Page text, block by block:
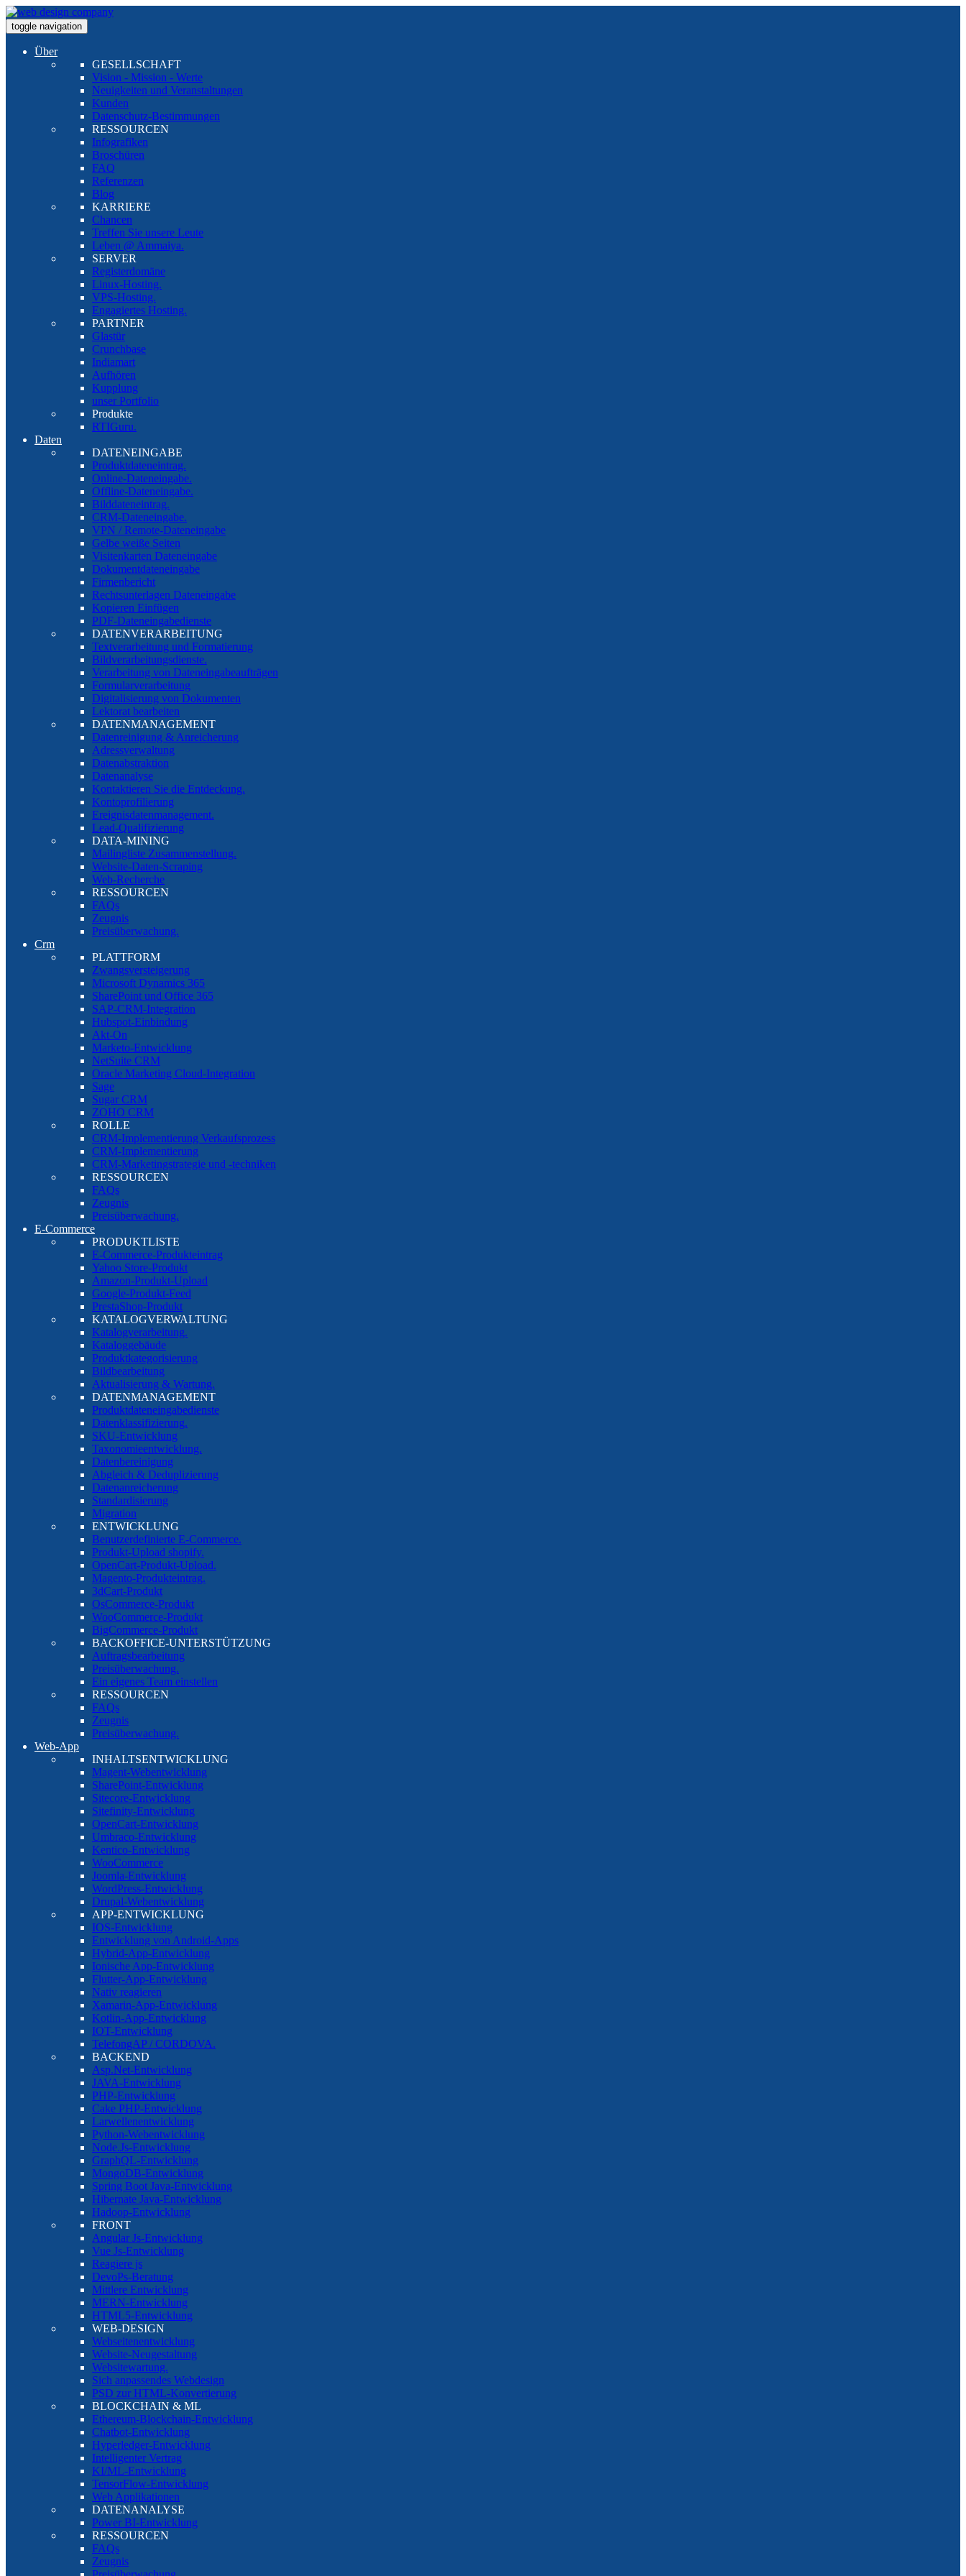
toggle navigation
Über
GESELLSCHAFT
Vision - Mission - Werte
Neuigkeiten und Veranstaltungen
Kunden
Datenschutz-Bestimmungen
RESSOURCEN
Infografiken
Broschüren
FAQ
Referenzen
Blog
KARRIERE
Chancen
Treffen Sie unsere Leute
Leben @ Ammaiya.
SERVER
Registerdomäne
Linux-Hosting.
VPS-Hosting.
Engagiertes Hosting.
PARTNER
Glastür
Crunchbase
Indiamart
Aufhören
Kupplung
unser Portfolio
Produkte
RTIGuru.
Daten
DATENEINGABE
Produktdateneintrag.
Online-Dateneingabe.
Offline-Dateneingabe.
Bilddateneintrag.
CRM-Dateneingabe.
VPN / Remote-Dateneingabe
Gelbe weiße Seiten
Visitenkarten Dateneingabe
Dokumentdateneingabe
Firmenbericht
Rechtsunterlagen Dateneingabe
Kopieren Einfügen
PDF-Dateneingabedienste
DATENVERARBEITUNG
Textverarbeitung und Formatierung
Bildverarbeitungsdienste.
Verarbeitung von Dateneingabeaufträgen
Formularverarbeitung
Digitalisierung von Dokumenten
Lektorat bearbeiten
DATENMANAGEMENT
Datenreinigung & Anreicherung
Adressverwaltung
Datenabstraktion
Datenanalyse
Kontaktieren Sie die Entdeckung.
Kontoprofilierung
Ereignisdatenmanagement.
Lead-Qualifizierung
DATA-MINING
Mailingliste Zusammenstellung.
Website-Daten-Scraping
Web-Recherche
RESSOURCEN
FAQs
Zeugnis
Preisüberwachung.
Crm
PLATTFORM
Zwangsversteigerung
Microsoft Dynamics 365
SharePoint und Office 365
SAP-CRM-Integration
Hubspot-Einbindung
Akt-On
Marketo-Entwicklung
NetSuite CRM
Oracle Marketing Cloud-Integration
Sage
Sugar CRM
ZOHO CRM
ROLLE
CRM-Implementierung Verkaufsprozess
CRM-Implementierung
CRM-Marketingstrategie und -techniken
RESSOURCEN
FAQs
Zeugnis
Preisüberwachung.
E-Commerce
PRODUKTLISTE
E-Commerce-Produkteintrag
Yahoo Store-Produkt
Amazon-Produkt-Upload
Google-Produkt-Feed
PrestaShop-Produkt
KATALOGVERWALTUNG
Katalogverarbeitung.
Kataloggebäude
Produktkategorisierung
Bildbearbeitung
Aktualisierung & Wartung.
DATENMANAGEMENT
Produktdateneingabedienste
Datenklassifizierung.
SKU-Entwicklung
Taxonomieentwicklung.
Datenbereinigung
Abgleich & Deduplizierung
Datenanreicherung
Standardisierung
Migration
ENTWICKLUNG
Benutzerdefinierte E-Commerce.
Produkt-Upload shopify.
OpenCart-Produkt-Upload.
Magento-Produkteintrag.
3dCart-Produkt
OsCommerce-Produkt
WooCommerce-Produkt
BigCommerce-Produkt
BACKOFFICE-UNTERSTÜTZUNG
Auftragsbearbeitung
Preisüberwachung.
Ein eigenes Team einstellen
RESSOURCEN
FAQs
Zeugnis
Preisüberwachung.
Web-App
INHALTSENTWICKLUNG
Magent-Webentwicklung
SharePoint-Entwicklung
Sitecore-Entwicklung
Sitefinity-Entwicklung
OpenCart-Entwicklung
Umbraco-Entwicklung
Kentico-Entwicklung
WooCommerce
Joomla-Entwicklung
WordPress-Entwicklung
Drupal-Webentwicklung
APP-ENTWICKLUNG
IOS-Entwicklung
Entwicklung von Android-Apps
Hybrid-App-Entwicklung
Ionische App-Entwicklung
Flutter-App-Entwicklung
Nativ reagieren
Xamarin-App-Entwicklung
Kotlin-App-Entwicklung
IOT-Entwicklung
TelefongAP / CORDOVA.
BACKEND
Asp.Net-Entwicklung
JAVA-Entwicklung
PHP-Entwicklung
Cake PHP-Entwicklung
Larwellenentwicklung
Python-Webentwicklung
Node.Js-Entwicklung
GraphQL-Entwicklung
MongoDB-Entwicklung
Spring Boot Java-Entwicklung
Hibernate Java-Entwicklung
Hadoop-Entwicklung
FRONT
Angular Js-Entwicklung
Vue Js-Entwicklung
Reagiere js
DevoPs-Beratung
Mittlere Entwicklung
MERN-Entwicklung
HTML5-Entwicklung
WEB-DESIGN
Webseitenentwicklung
Website-Neugestaltung
Websitewartung.
Sich anpassendes Webdesign
PSD zur HTML-Konvertierung
BLOCKCHAIN & ML
Ethereum-Blockchain-Entwicklung
Chatbot-Entwicklung
Hyperledger-Entwicklung
Intelligenter Vertrag
KI/ML-Entwicklung
TensorFlow-Entwicklung
Web Applikationen
DATENANALYSE
Power BI-Entwicklung
RESSOURCEN
FAQs
Zeugnis